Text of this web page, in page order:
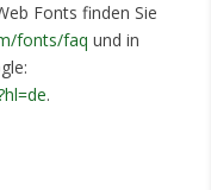
Fonts finden Sie
fonts/faq und in
.